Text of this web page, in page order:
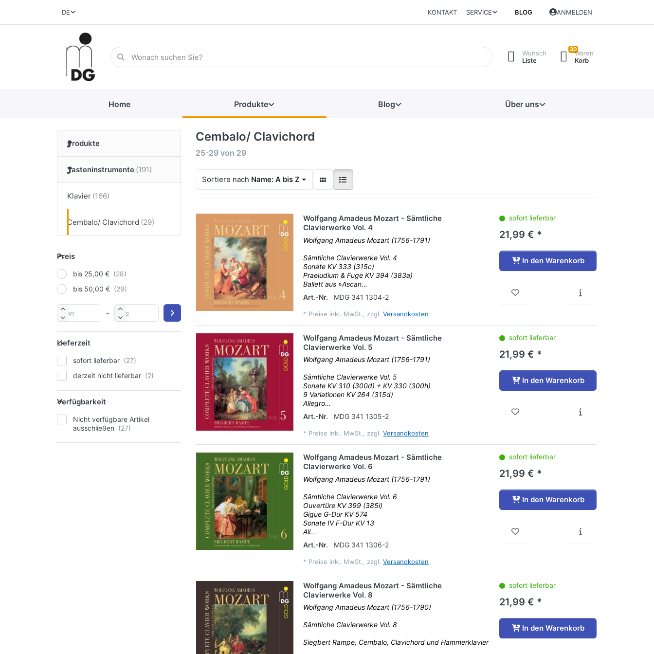
DE KONTAKT SERVICE BLOG ANMELDEN
Wunsch
Liste
30Waren
Korb
Home Produkte Blog Über uns
Produkte
Tasteninstrumente
Klavier
Cembalo/ Clavichord
Preis
bis 25,00 €
bis 50,00 €
-
Lieferzeit
sofort lieferbar
derzeit nicht lieferbar
Verfügbarkeit
Nicht verfügbare Artikel
ausschließen
Cembalo/ Clavichord
25-29 von 29
Sortiere nach Name: A bis Z
Wolfgang Amadeus Mozart - Sämtliche
Clavierwerke Vol. 4
Wolfgang Amadeus Mozart (1756-1791)
Sämtliche Clavierwerke Vol. 4
Sonate KV 333 (315c)
Praeludium & Fuge KV 394 (383a)
Ballett aus »Ascan...
Art.-Nr.
MDG 341 1304-2
* Preise inkl. MwSt., zzgl. Versandkosten
sofort lieferbar
21,99 € *
In den Warenkorb
Wolfgang Amadeus Mozart - Sämtliche
Clavierwerke Vol. 5
Wolfgang Amadeus Mozart (1756-1791)
Sämtliche Clavierwerke Vol. 5
Sonate KV 310 (300d) + KV 330 (300h)
9 Variationen KV 264 (315d)
Allegro...
Art.-Nr.
MDG 341 1305-2
* Preise inkl. MwSt., zzgl. Versandkosten
sofort lieferbar
21,99 € *
In den Warenkorb
Wolfgang Amadeus Mozart - Sämtliche
Clavierwerke Vol. 6
Wolfgang Amadeus Mozart (1756-1791)
Sämtliche Clavierwerke Vol. 6
Ouvertüre KV 399 (385i)
Gigue G-Dur KV 574
Sonate IV F-Dur KV 13
All...
Art.-Nr.
MDG 341 1306-2
* Preise inkl. MwSt., zzgl. Versandkosten
sofort lieferbar
21,99 € *
In den Warenkorb
Wolfgang Amadeus Mozart - Sämtliche
Clavierwerke Vol. 8
Wolfgang Amadeus Mozart (1756-1790)
Sämtliche Clavierwerke Vol. 8
Siegbert Rampe, Cembalo, Clavichord und Hammerklavier
sofort lieferbar
21,99 € *
In den Warenkorb